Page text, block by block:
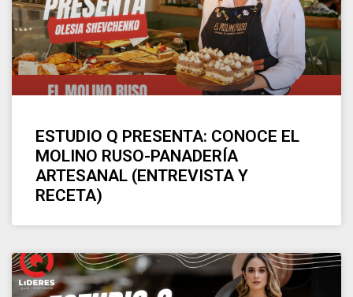
ESTUDIO Q PRESENTA: CONOCE EL
MOLINO RUSO-PANADERÍA
ARTESANAL (ENTREVISTA Y
RECETA)